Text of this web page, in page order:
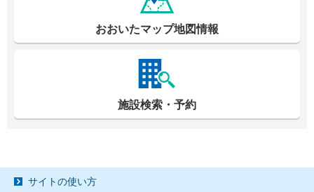
おおいたマップ地図情報
施設検索・予約
サイトの使い方